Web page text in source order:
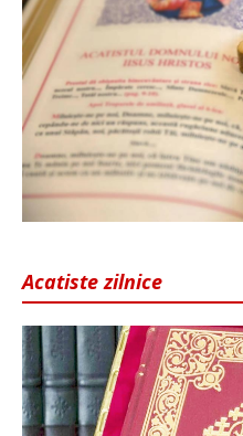
Acatiste zilnice